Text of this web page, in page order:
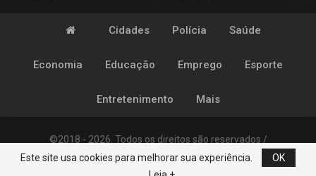
Cidades Polícia Saúde
Economia Educação Emprego Esporte
Entretenimento Mais
©2018 - 2026. Todos os direitos são reservados /
Desenvolvido porPOP
Este site usa cookies para melhorar sua experiência.
OK